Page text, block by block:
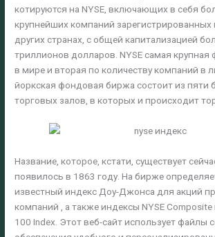
котируются на NYSE, включающих в себя
крупнейших компаний зарегистрированных
других странах, с общей капитализацией
триллионов долларов. NYSE самая
в мире и вторая по количеству компаний в
йоркская фондовая биржа состоит из пяти
торговых залов, в которых и происходит
Название, которое, кстати, существует
появилось в 1863 году. На бирже
известный индекс Доу-Джонса для акций
компаний , а также индексы NYSE Composite
100 Index. Этот веб-сайт использует файлы